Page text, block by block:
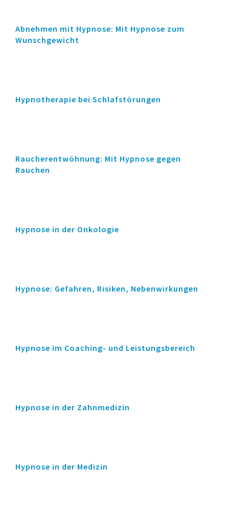
Abnehmen mit Hypnose: Mit Hypnose zum
Wunschgewicht
Hypnotherapie bei Schlafstörungen
Raucherentwöhnung: Mit Hypnose gegen
Rauchen
Hypnose in der Onkologie
Hypnose: Gefahren, Risiken, Nebenwirkungen
Hypnose im Coaching- und Leistungsbereich
Hypnose in der Zahnmedizin
Hypnose in der Medizin